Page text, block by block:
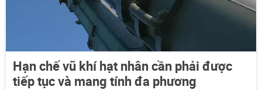
Hạn chế vũ khí hạt nhân cần phải được
tiếp tục và mang tính đa phương